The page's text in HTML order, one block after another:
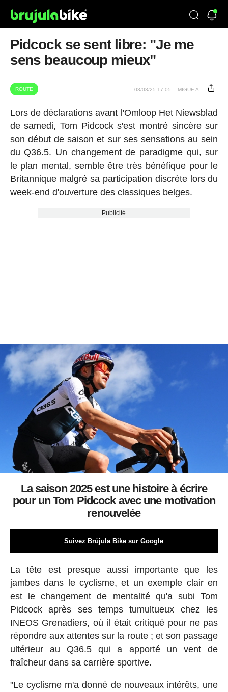
Pidcock se sent libre: "Je me
sens beaucoup mieux"
ROUTE 03/03/25 17:05 MIGUE A.
Lors de déclarations avant l'Omloop Het Niewsblad
de samedi, Tom Pidcock s'est montré sincère sur
son début de saison et sur ses sensations au sein
du Q36.5. Un changement de paradigme qui, sur
le plan mental, semble être très bénéfique pour le
Britannique malgré sa participation discrète lors du
week-end d'ouverture des classiques belges.
Publicité
La saison 2025 est une histoire à écrire
pour un Tom Pidcock avec une motivation
renouvelée
Suivez Brújula Bike sur Google
La tête est presque aussi importante que les
jambes dans le cyclisme, et un exemple clair en
est le changement de mentalité qu'a subi Tom
Pidcock après ses temps tumultueux chez les
INEOS Grenadiers, où il était critiqué pour ne pas
répondre aux attentes sur la route ; et son passage
ultérieur au Q36.5 qui a apporté un vent de
fraîcheur dans sa carrière sportive.
"Le cyclisme m'a donné de nouveaux intérêts, une